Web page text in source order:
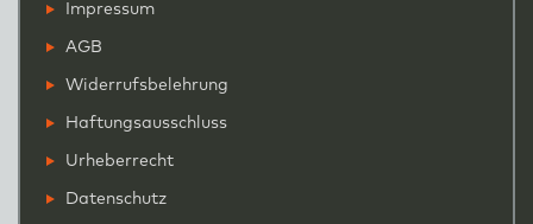
Impressum
AGB
Widerrufsbelehrung
Haftungsausschluss
Urheberrecht
Datenschutz